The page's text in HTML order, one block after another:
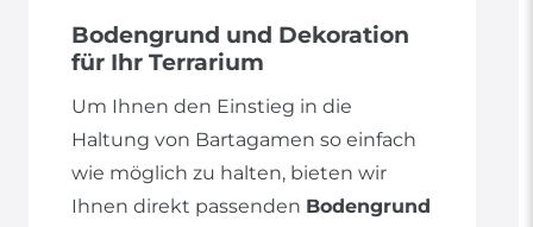
Bodengrund und Dekoration
für Ihr Terrarium
Um Ihnen den Einstieg in die
Haltung von Bartagamen so einfach
wie möglich zu halten, bieten wir
Ihnen direkt passenden Bodengrund